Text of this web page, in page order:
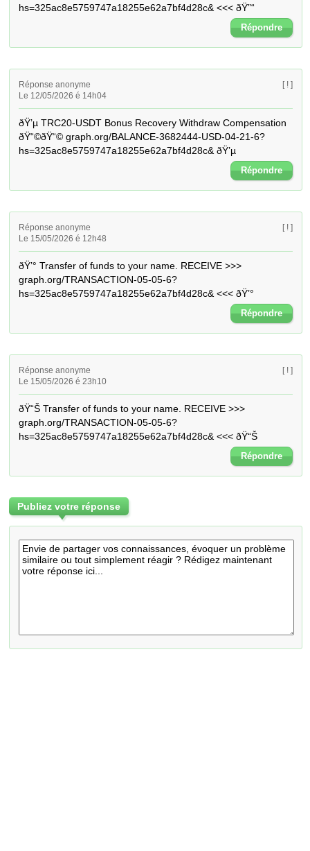
hs=325ac8e5759747a18255e62a7bf4d28c& <<< ðŸ”“
Répondre
Réponse anonyme
Le 12/05/2026 é 14h04
[ ! ]
ðŸ’µ TRC20-USDT Bonus Recovery Withdraw Compensation
ðŸ“©ðŸ“© graph.org/BALANCE-3682444-USD-04-21-6?
hs=325ac8e5759747a18255e62a7bf4d28c& ðŸ’µ
Répondre
Réponse anonyme
Le 15/05/2026 é 12h48
[ ! ]
ðŸ’° Transfer of funds to your name. RECEIVE >>>
graph.org/TRANSACTION-05-05-6?
hs=325ac8e5759747a18255e62a7bf4d28c& <<< ðŸ’°
Répondre
Réponse anonyme
Le 15/05/2026 é 23h10
[ ! ]
ðŸ“Š Transfer of funds to your name. RECEIVE >>>
graph.org/TRANSACTION-05-05-6?
hs=325ac8e5759747a18255e62a7bf4d28c& <<< ðŸ“Š
Répondre
Publiez votre réponse